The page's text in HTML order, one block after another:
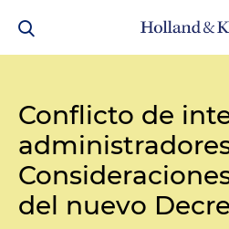
Conflicto de
del nuevo